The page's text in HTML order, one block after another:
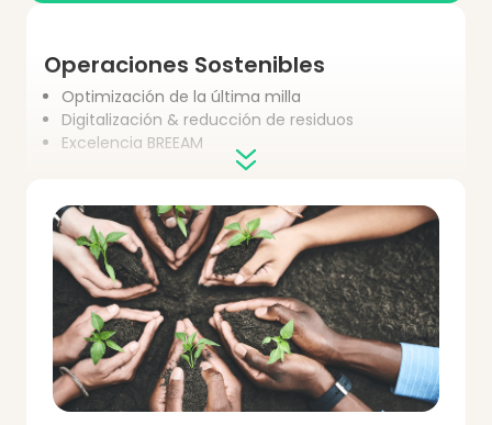
Operaciones Sostenibles
Optimización de la última milla
Digitalización & reducción de residuos
Excelencia BREEAM
Reducción de Emisiones de
Carbono
Enfoque de reducción de emisiones
Plataforma de gestión de emisiones